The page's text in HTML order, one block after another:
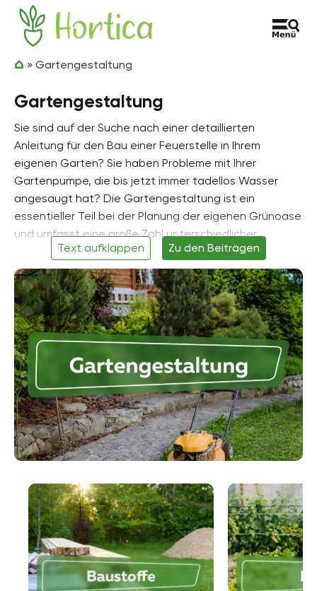
Zum Inhalt springen
Hortica
» Gartengestaltung
Gartengestaltung
Sie sind auf der Suche nach einer detaillierten
Anleitung für den Bau einer Feuerstelle in Ihrem
eigenen Garten? Sie haben Probleme mit Ihrer
Gartenpumpe, die bis jetzt immer tadellos Wasser
angesaugt hat? Die Gartengestaltung ist ein
essentieller Teil bei der Planung der eigenen Grünoase
und umfasst eine große Zahl unterschiedlicher
Projekte, die zur Umsetzung der eigenen
Gestaltungsideen zum Einsatz kommen. Zu diesen
zählen zum Beispiel Gartenteiche, Pools, Steinmauern,
die Anlage verschiedener Beete oder Hochbeete. Bei
der Gartengestaltung ist die richtige Planung einer der
wichtigsten Schritte, um nachträglichen
Arbeitsaufwand zu verhindern. Wenn Sie zum Beispiel
einen Hang bepflanzen wollen, müssen Sie die
passenden Pflanzen wählen, die Böschungsneigung
ausmessen und die Lage in Bezug auf Sonne und
Schatten einbeziehen. Ihre Gartengestaltung lässt
sich auf kreative Weise umsetzen. Die notwendigen
Grundlagen dafür lernen Sie mit den detaillierten
Anleitungen innerhalb dieser Kategorie, die Ihnen bei
der Planung und den Arbeitsschritten unter die Arme
greifen.
Text aufklappen Zu den Beiträgen